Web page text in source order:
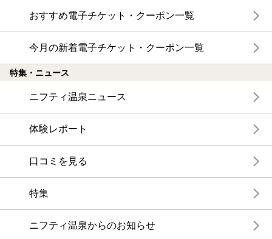
おすすめ電子チケット・クーポン一覧
今月の新着電子チケット・クーポン一覧
特集・ニュース
ニフティ温泉ニュース
体験レポート
口コミを見る
特集
ニフティ温泉からのお知らせ